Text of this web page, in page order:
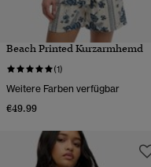
Beach Printed Kurzarmhemd
(1)
Weitere Farben verfügbar
€49.99